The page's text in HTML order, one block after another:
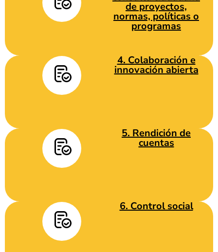
de proyectos,
normas, políticas o
programas
4. Colaboración e
innovación abierta
5. Rendición de
cuentas
6. Control social